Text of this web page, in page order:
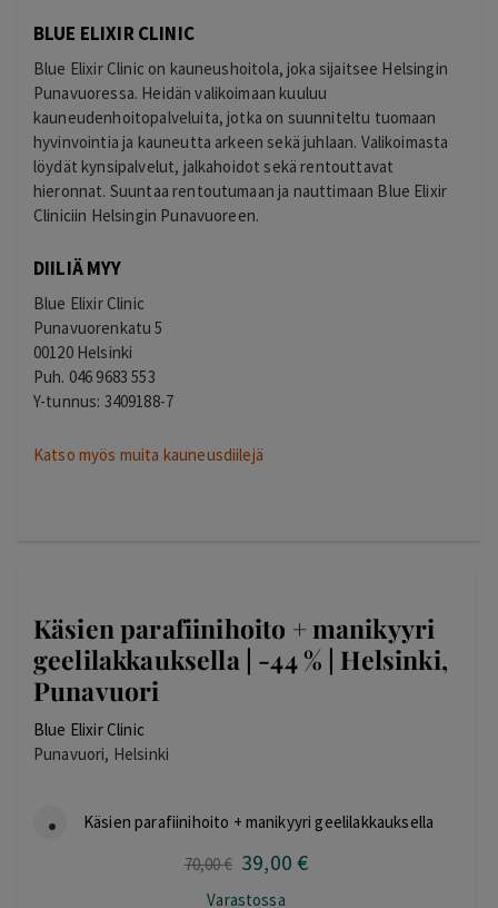
BLUE ELIXIR CLINIC
Blue Elixir Clinic on kauneushoitola, joka sijaitsee Helsingin
Punavuoressa. Heidän valikoimaan kuuluu
kauneudenhoitopalveluita, jotka on suunniteltu tuomaan
hyvinvointia ja kauneutta arkeen sekä juhlaan. Valikoimasta
löydät kynsipalvelut, jalkahoidot sekä rentouttavat
hieronnat. Suuntaa rentoutumaan ja nauttimaan Blue Elixir
Cliniciin Helsingin Punavuoreen.
DIILIÄ MYY
Blue Elixir Clinic
Punavuorenkatu 5
00120 Helsinki
Puh. 046 9683 553
Y-tunnus: 3409188-7
Katso myös muita kauneusdiilejä
Käsien parafiinihoito + manikyyri
geelilakkauksella | -44 % | Helsinki,
Punavuori
Blue Elixir Clinic
Punavuori, Helsinki
Käsien parafiinihoito + manikyyri geelilakkauksella
70,00€ Alkuperäinen
39,00 €Nykyinen
Varastossa